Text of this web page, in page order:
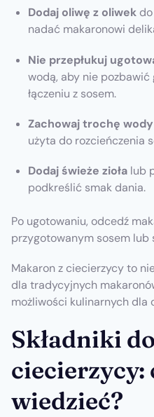
Dodaj oliwę z oliwek
nadać makaronowi
Nie przepłukuj
wodą, aby nie
łączeniu z sosem.
Zachowaj trochę wody
użyta do rozcieńczenia
Dodaj świeże zioła lub
podkreślić smak dania.
Po ugotowaniu, odcedź
przygotowanym sosem lub
Makaron z ciecierzycy to
dla tradycyjnych
możliwości kulinarnych dla
Składniki
ciecierzycy:
wiedzieć?